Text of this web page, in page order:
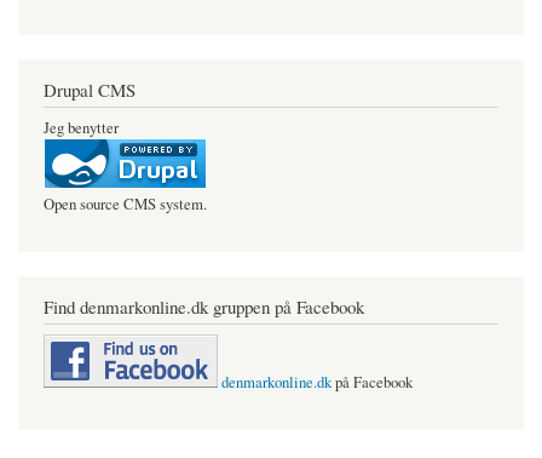
Drupal CMS
Jeg benytter
Open source CMS system.
Find denmarkonline.dk gruppen på Facebook
denmarkonline.dkpå Facebook